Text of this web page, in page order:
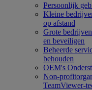
Persoonlijk
Kleine
op afstand
Grote bedrijven
en beveiligen
Beheerde
behouden
OEM's
Non-
TeamViewer-